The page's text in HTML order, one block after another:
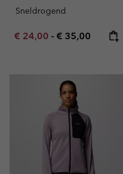
Sneldrogend
Minimum sale price:
€ 24,00 - Maximum price:
€ 35,00